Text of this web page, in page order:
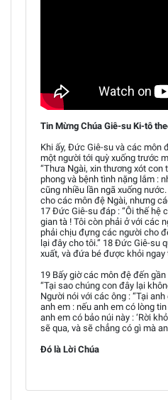
Tin Mừng Chúa Giê-su Ki-tô
Khi ấy, Đức Giê-su và các môn
một người tới quỳ xuống trước
“Thưa Ngài, xin thương xót con
phong và bệnh tình nặng lắm :
cũng nhiều lần ngã xuống
cho các môn đệ Ngài, nhưng
17 Đức Giê-su đáp : “Ôi thế hệ
gian tà ! Tôi còn phải ở với các
phải chịu đựng các người cho
lại đây cho tôi.” 18 Đức Giê-su
xuất, và đứa bé được khỏi ngay
19 Bấy giờ các môn đệ đến
“Tại sao chúng con đây lại
Người nói với các ông : “Tại
anh em : nếu anh em có lòng
anh em có bảo núi này : ‘Rời
sẽ qua, và sẽ chẳng có gì mà
Đó là Lời Chúa